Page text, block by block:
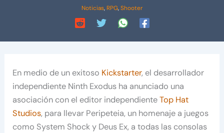
Noticias, RPG,Shooter
En medio de un exitoso Kickstarter, el desarrollador
independiente Ninth Exodus ha anunciado una
asociación con el editor independienteTop Hat
Studios, para llevar Peripeteia, un homenaje a juegos
como System Shock y Deus Ex, a todas las consolas